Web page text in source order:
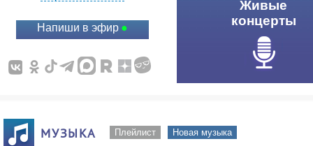
Напиши в эфир
Живые
концерты
МУЗЫКА Плейлист Новая музыка